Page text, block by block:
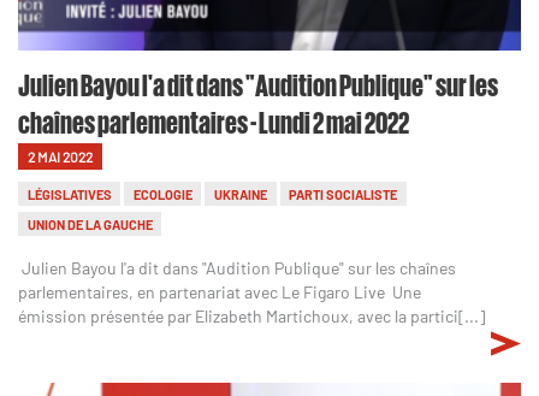
Julien Bayou l'a dit dans "Audition Publique" sur les
chaînes parlementaires - Lundi 2 mai 2022
2 MAI 2022
LÉGISLATIVES ECOLOGIE UKRAINE
PARTI SOCIALISTE
UNION DE LA GAUCHE
Julien Bayou l'a dit dans "Audition Publique" sur les chaînes
parlementaires, en partenariat avec Le Figaro Live Une
émission présentée par Elizabeth Martichoux, avec la partici[...]